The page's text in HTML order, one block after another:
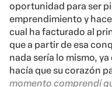
oportunidad para ser
emprendimiento y
cual ha facturado al
que a partir de esa
nada sería lo mismo,
hacía que su corazón
momento comprendí